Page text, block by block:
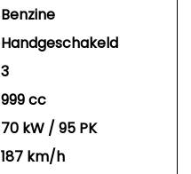
Benzine
Handgeschakeld
3
999 cc
70 kW / 95 PK
187 km/h